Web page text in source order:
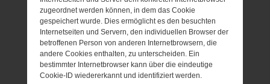
zugeordnet werden können, in dem das Cookie
gespeichert wurde. Dies ermöglicht es den besuchten
Internetseiten und Servern, den individuellen Browser der
betroffenen Person von anderen Internetbrowsern, die
andere Cookies enthalten, zu unterscheiden. Ein
bestimmter Internetbrowser kann über die eindeutige
Cookie-ID wiedererkannt und identifiziert werden.